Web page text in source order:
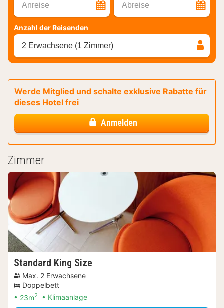
Anreise Abreise
Anzahl der Reisenden
2 Erwachsene (1 Zimmer)
Werde Mitglied und schalte exklusive Rabatte für
dieses Hotel frei
Anmelden
Zimmer
Standard King Size
Max. 2 Erwachsene
Doppelbett
23m2 Klimaanlage